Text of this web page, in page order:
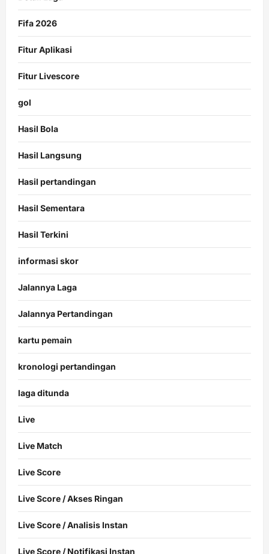
Fifa 2026
Fitur Aplikasi
Fitur Livescore
gol
Hasil Bola
Hasil Langsung
Hasil pertandingan
Hasil Sementara
Hasil Terkini
informasi skor
Jalannya Laga
Jalannya Pertandingan
kartu pemain
kronologi pertandingan
laga ditunda
Live
Live Match
Live Score
Live Score / Akses Ringan
Live Score / Analisis Instan
Live Score / Notifikasi Instan